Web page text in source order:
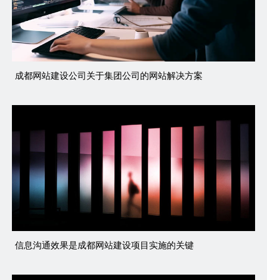
成都网站建设公司关于集团公司的网站解决方案
信息沟通效果是成都网站建设项目实施的关键